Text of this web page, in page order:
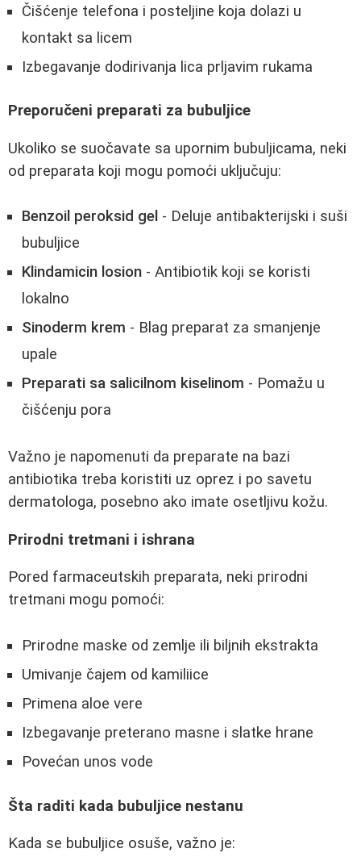
Čišćenje telefona i posteljine koja dolazi u
kontakt sa licem
Izbegavanje dodirivanja lica prljavim rukama
Preporučeni preparati za bubuljice
Ukoliko se suočavate sa upornim bubuljicama, neki
od preparata koji mogu pomoći uključuju:
Benzoil peroksid gel - Deluje antibakterijski i suši
bubuljice
Klindamicin losion - Antibiotik koji se koristi
lokalno
Sinoderm krem - Blag preparat za smanjenje
upale
Preparati sa salicilnom kiselinom - Pomažu u
čišćenju pora
Važno je napomenuti da preparate na bazi
antibiotika treba koristiti uz oprez i po savetu
dermatologa, posebno ako imate osetljivu kožu.
Prirodni tretmani i ishrana
Pored farmaceutskih preparata, neki prirodni
tretmani mogu pomoći:
Prirodne maske od zemlje ili biljnih ekstrakta
Umivanje čajem od kamiliice
Primena aloe vere
Izbegavanje preterano masne i slatke hrane
Povećan unos vode
Šta raditi kada bubuljice nestanu
Kada se bubuljice osuše, važno je: